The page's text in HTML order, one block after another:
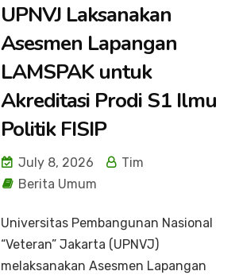
UPNVJ Laksanakan
Asesmen Lapangan
LAMSPAK untuk
Akreditasi Prodi S1 Ilmu
Politik FISIP
July 8, 2026
Tim
Berita Umum
Universitas Pembangunan Nasional
“Veteran” Jakarta (UPNVJ)
melaksanakan Asesmen Lapangan